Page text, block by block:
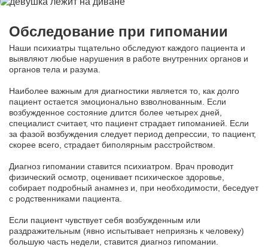
Обследование при гипомании
Наши психиатры тщательно обследуют каждого пациента и
выявляют любые нарушения в работе внутренних органов и
органов тела и разума.
Наиболее важным для диагностики является то, как долго
пациент остается эмоционально взволнованным. Если
возбужденное состояние длится более четырех дней,
специалист считает, что пациент страдает гипоманией. Если
за фазой возбуждения следует период депрессии, то пациент,
скорее всего, страдает биполярным расстройством.
Диагноз гипомании ставится психиатром. Врач проводит
физический осмотр, оценивает психическое здоровье,
собирает подробный анамнез и, при необходимости, беседует
с родственниками пациента.
Если пациент чувствует себя возбужденным или
раздражительным (явно испытывает неприязнь к человеку)
большую часть недели, ставится диагноз гипомании.